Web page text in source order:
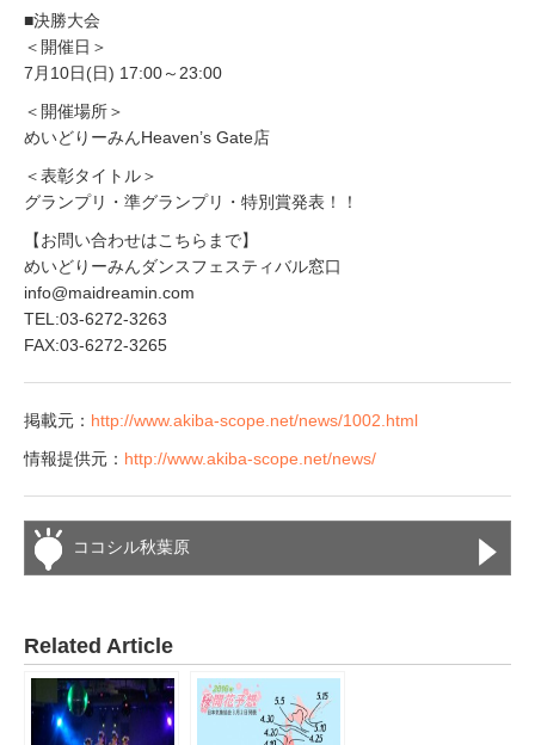
■決勝大会
＜開催日＞
7月10日(日) 17:00～23:00
＜開催場所＞
めいどりーみんHeaven’s Gate店
＜表彰タイトル＞
グランプリ・準グランプリ・特別賞発表！！
【お問い合わせはこちらまで】
めいどりーみんダンスフェスティバル窓口
info@maidreamin.com
TEL:03-6272-3263
FAX:03-6272-3265
掲載元： http://www.akiba-scope.net/news/1002.html
情報提供元： http://www.akiba-scope.net/news/
ココシル秋葉原
Related Article